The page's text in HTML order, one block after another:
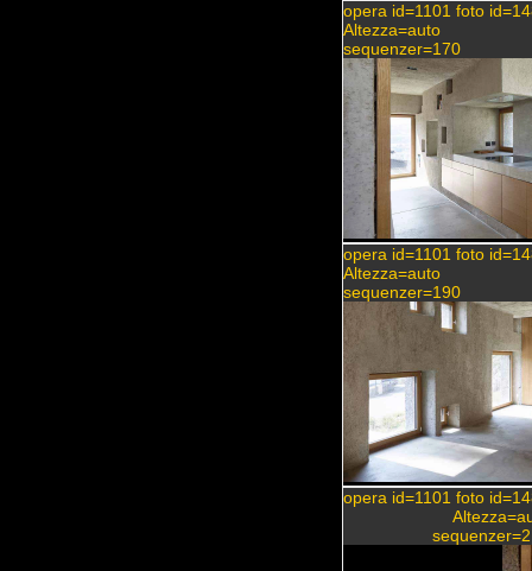
opera id=1101 foto
Altezza=auto
sequenzer=170
opera id=1101 foto
Altezza=auto
sequenzer=190
opera id=1101 foto